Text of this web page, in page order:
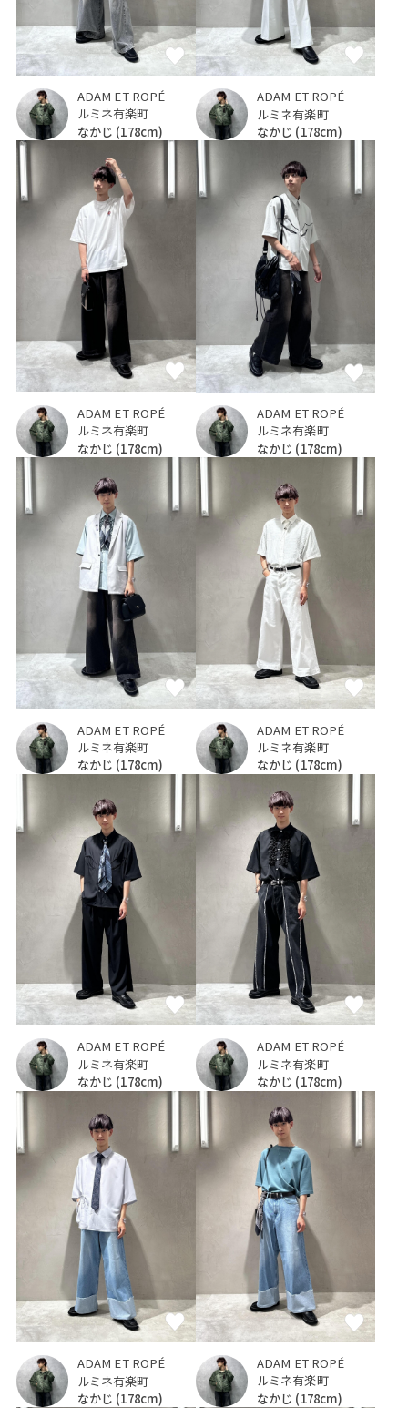
ADAM ET ROPÉ
ルミネ有楽町
なかじ (178cm)
ADAM ET ROPÉ
ルミネ有楽町
なかじ (178cm)
ADAM ET ROPÉ
ルミネ有楽町
なかじ (178cm)
ADAM ET ROPÉ
ルミネ有楽町
なかじ (178cm)
ADAM ET ROPÉ
ルミネ有楽町
なかじ (178cm)
ADAM ET ROPÉ
ルミネ有楽町
なかじ (178cm)
ADAM ET ROPÉ
ルミネ有楽町
なかじ (178cm)
ADAM ET ROPÉ
ルミネ有楽町
なかじ (178cm)
ADAM ET ROPÉ
ルミネ有楽町
なかじ (178cm)
ADAM ET ROPÉ
ルミネ有楽町
なかじ (178cm)